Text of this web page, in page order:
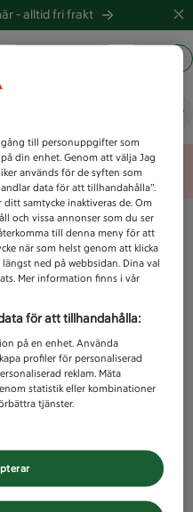
-alltid fri frakt
error
till personuppgifter som
din enhet. Genom att välja Jag
används för de syften som
data för att tillhandahålla”.
samtycke inaktiveras de. Om
och vissa annonser som du ser
till denna meny för att
när som helst genom att klicka
ned på webbsidan. Dina val
Mer information finns i vår
för att tillhandahålla:
på en enhet. Använda
profiler för personaliserad
reklam. Mäta
statistik eller kombinationer
tjänster.